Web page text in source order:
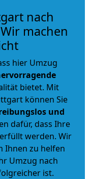
nach
machen
hier Umzug
bietet. Mit
können Sie
und
dafür, dass Ihre
werden. Wir
Ihnen zu helfen
Umzug nach
ist.